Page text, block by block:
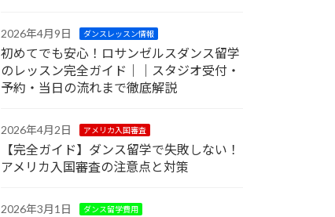
2026年4月9日 ダンスレッスン情報
初めてでも安心！ロサンゼルスダンス留学
のレッスン完全ガイド｜｜スタジオ受付・
予約・当日の流れまで徹底解説
2026年4月2日 アメリカ入国審査
【完全ガイド】ダンス留学で失敗しない！
アメリカ入国審査の注意点と対策
2026年3月1日 ダンス留学費用